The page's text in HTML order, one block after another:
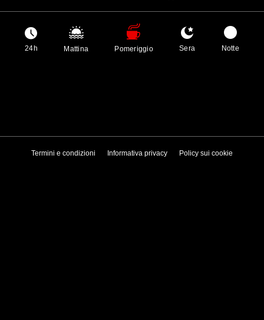
24h Mattina Pomeriggio Sera Notte
Termini e condizioni Informativa privacy Policy sui cookie